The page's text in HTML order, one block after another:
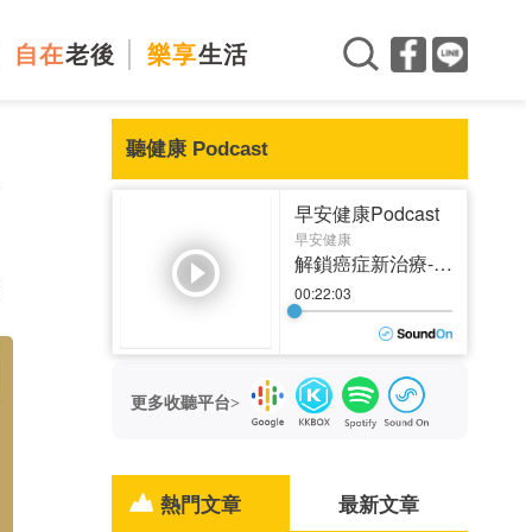
自在老後 樂享生活
聽健康 Podcast
更多收聽平台>
熱門文章 最新文章